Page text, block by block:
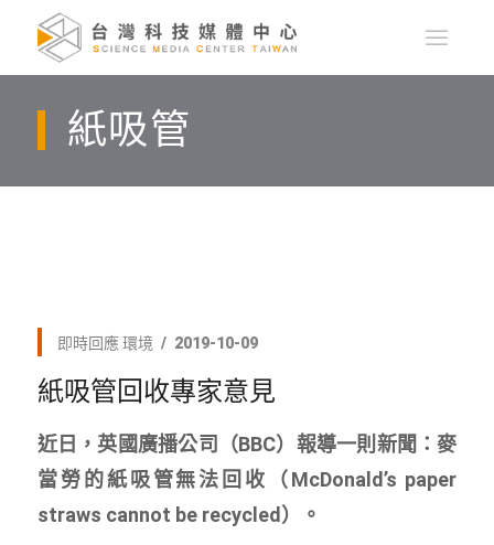
紙吸管
即時回應 環境 2019-10-09
紙吸管回收專家意見
近日，英國廣播公司（BBC）報導一則新聞：麥
當勞的紙吸管無法回收（McDonald’s paper
straws cannot be recycled）。